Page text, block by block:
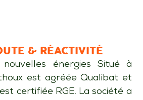
& RÉACTIVITÉ
nouvelles énergies Situé à
est agréée Qualibat et
certifiée RGE. La société a